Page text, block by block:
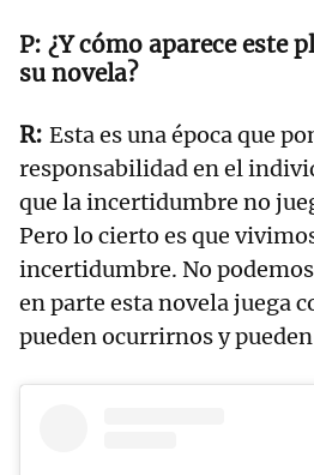
¿Y cómo aparece este
su novela?
Esta es una época que
responsabilidad en el
que la incertidumbre no
Pero lo cierto es que
incertidumbre. No
en parte esta novela juega
pueden ocurrirnos y